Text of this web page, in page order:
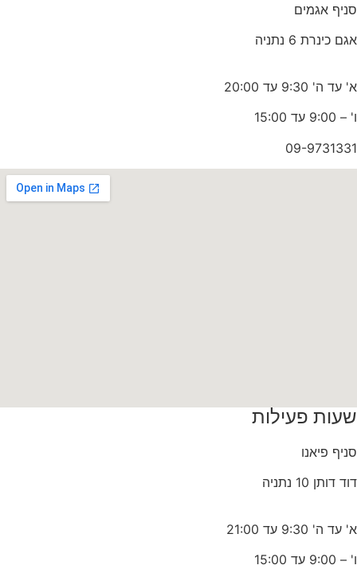
סניף אגמים
אגם כינרת 6 נתניה
א' עד ה' 9:30 עד 20:00
ו' – 9:00 עד 15:00
09-9731331
שעות פעילות
סניף פיאנו
דוד דותן 10 נתניה
א' עד ה' 9:30 עד 21:00
ו' – 9:00 עד 15:00